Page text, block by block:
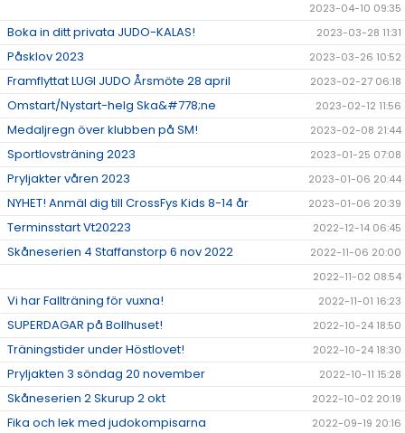
2023-04-10 09:35
Boka in ditt privata JUDO-KALAS! 2023-03-28 11:31
Påsklov 2023 2023-03-26 10:52
Framflyttat LUGI JUDO Årsmöte 28 april 2023-02-27 06:18
Omstart/Nystart-helg Ska&#778;ne 2023-02-12 11:56
Medaljregn över klubben på SM! 2023-02-08 21:44
Sportlovsträning 2023 2023-01-25 07:08
Pryljakter våren 2023 2023-01-06 20:44
NYHET! Anmäl dig till CrossFys Kids 8-14 år 2023-01-06 20:39
Terminsstart Vt20223 2022-12-14 06:45
Skåneserien 4 Staffanstorp 6 nov 2022
2022-11-06 20:00
2022-11-02 08:54
Vi har Fallträning för vuxna! 2022-11-01 16:23
SUPERDAGAR på Bollhuset! 2022-10-24 18:50
Träningstider under Höstlovet! 2022-10-24 18:30
Pryljakten 3 söndag 20 november 2022-10-11 15:28
Skåneserien 2 Skurup 2 okt 2022-10-02 20:19
Fika och lek med judokompisarna 2022-09-19 20:16